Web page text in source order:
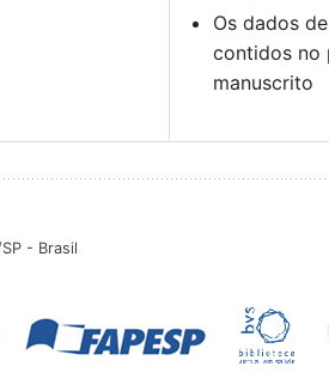
Os dados
contidos no
manuscrito
- Brasil